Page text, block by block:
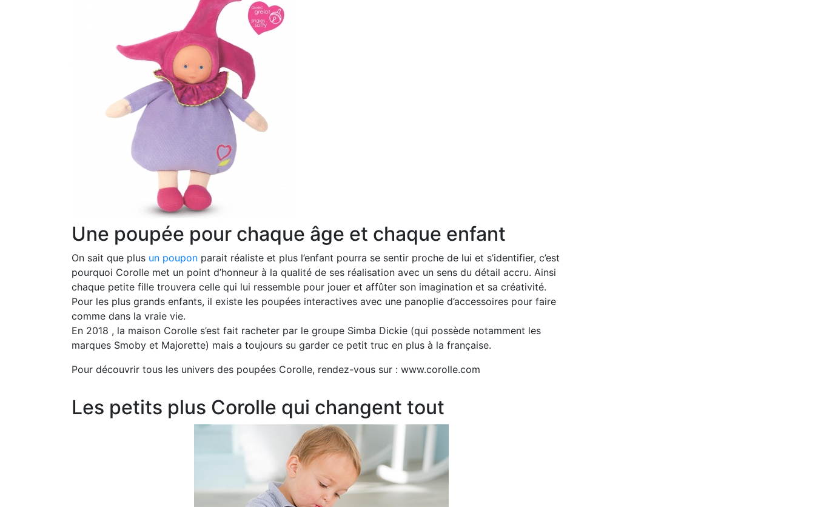
Une poupée pour chaque âge et chaque enfant
On sait que plus un poupon parait réaliste et plus l’enfant pourra se sentir proche de lui et s’identifier, c’est
pourquoi Corolle met un point d’honneur à la qualité de ses réalisation avec un sens du détail accru. Ainsi
chaque petite fille trouvera celle qui lui ressemble pour jouer et affûter son imagination et sa créativité.
Pour les plus grands enfants, il existe les poupées interactives avec une panoplie d’accessoires pour faire
comme dans la vraie vie.
En 2018 , la maison Corolle s’est fait racheter par le groupe Simba Dickie (qui possède notamment les
marques Smoby et Majorette) mais a toujours su garder ce petit truc en plus à la française.
Pour découvrir tous les univers des poupées Corolle, rendez-vous sur : www.corolle.com
Les petits plus Corolle qui changent tout